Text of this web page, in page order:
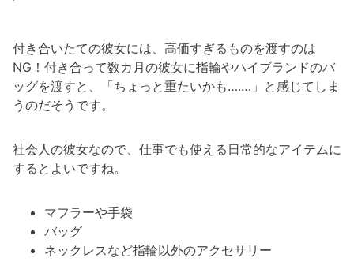
付き合いたての彼女には、高価すぎるものを渡すのは
NG！付き合って数カ月の彼女に指輪やハイブランドのバ
ッグを渡すと、「ちょっと重たいかも….…」と感じてしま
うのだそうです。
社会人の彼女なので、仕事でも使える日常的なアイテムに
するとよいですね。
マフラーや手袋
バッグ
ネックレスなど指輪以外のアクセサリー